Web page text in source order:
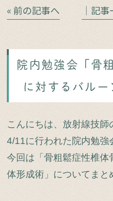
« 前の記事へ │記事
院内勉強会「骨
に対するバルー
こんにちは、放射線技師
4/11に行われた院内勉強
今回は「骨粗鬆症性椎
体形成術」についてまと